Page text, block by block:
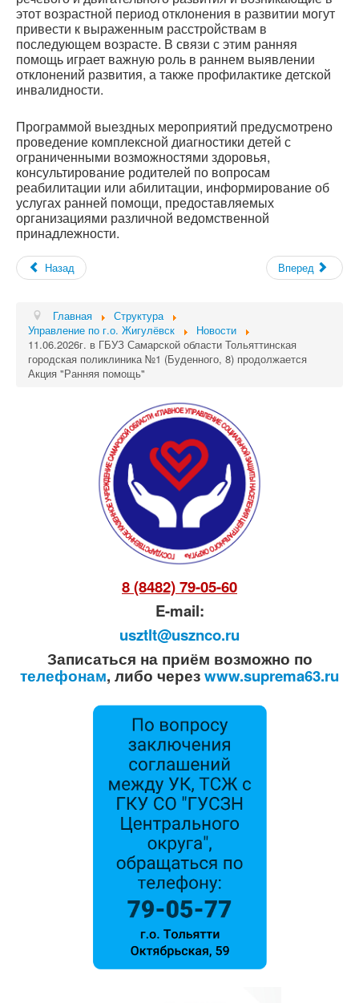
этот возрастной период отклонения в развитии могут
привести к выраженным расстройствам в
последующем возрасте. В связи с этим ранняя
помощь играет важную роль в раннем выявлении
отклонений развития, а также профилактике детской
инвалидности.
Программой выездных мероприятий предусмотрено
проведение комплексной диагностики детей с
ограниченными возможностями здоровья,
консультирование родителей по вопросам
реабилитации или абилитации, информирование об
услугах ранней помощи, предоставляемых
организациями различной ведомственной
принадлежности.
Назад Вперед
Главная
Структура
Управление по г.о. Жигулёвск
Новости
11.06.2026г. в ГБУЗ Самарской области Тольяттинская
городская поликлиника №1 (Буденного, 8) продолжается
Акция "Ранняя помощь"
8 (8482) 79-05-60
E-mail:
usztlt@usznco.ru
Записаться на приём возможно по
телефонам, либо черезwww.suprema63.ru